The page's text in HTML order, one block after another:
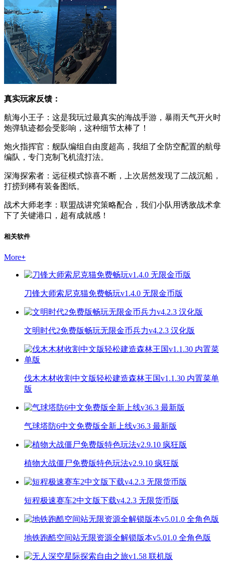
真实玩家反馈：
航海小王子：这是我玩过最真实的海战手游，暴雨天气开火时
炮弹轨迹都会受影响，这种细节太棒了！
炮火指挥官：舰队编组自由度超高，我组了全防空配置的航母
编队，专门克制飞机流打法。
深海探索者：远征模式惊喜不断，上次居然发现了二战沉船，
打捞到稀有装备图纸。
战术大师老李：联盟战讲究策略配合，我们小队用诱敌战术拿
下了关键港口，超有成就感！
相关软件
More+
刀锋大师索尼克猫免费畅玩v1.4.0 无限金币版
文明时代2免费版畅玩无限金币兵力v4.2.3 汉化版
伐木木材收割中文版轻松建造森林王国v1.1.30 内置菜单
版
气球塔防6中文免费版全新上线v36.3 最新版
植物大战僵尸免费版特色玩法v2.9.10 疯狂版
短程极速赛车2中文版下载v4.2.3 无限货币版
地铁跑酷空间站无限资源全解锁版本v5.01.0 全角色版